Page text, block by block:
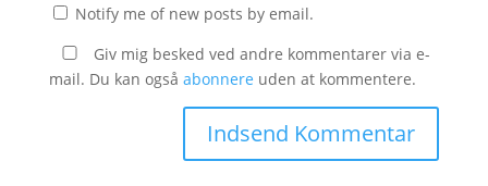
Notify me of new posts by email.
Giv mig besked ved andre kommentarer via e-
mail. Du kan også abonnere uden at kommentere.